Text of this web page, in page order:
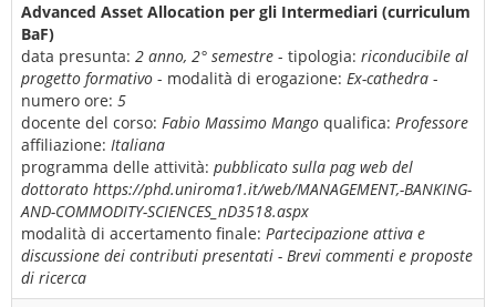
Advanced Asset Allocation per gli Intermediari (curriculum
BaF)
data presunta: 2 anno, 2° semestre - tipologia: riconducibile al
progetto formativo - modalità di erogazione: Ex-cathedra -
numero ore: 5
docente del corso: Fabio Massimo Mango qualifica: Professore
affiliazione: Italiana
programma delle attività: pubblicato sulla pag web del
dottorato https://phd.uniroma1.it/web/MANAGEMENT,-BANKING-
AND-COMMODITY-SCIENCES_nD3518.aspx
modalità di accertamento finale: Partecipazione attiva e
discussione dei contributi presentati - Brevi commenti e proposte
di ricerca